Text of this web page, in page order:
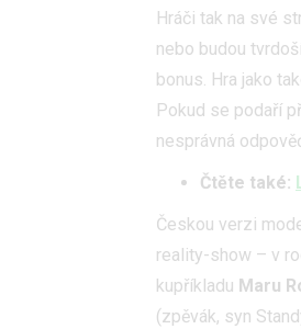
Hráči tak na své
nebo budou
bonus. Hra jako
Pokud se podaří
nesprávná
Čtěte také:
Českou verzi
reality-show – v
kupříkladu Maru
(zpěvák, syn